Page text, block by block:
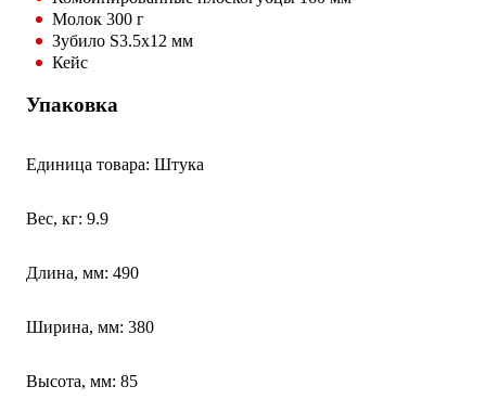
Молок 300 г
Зубило S3.5х12 мм
Кейс
Упаковка
Единица товара: Штука
Вес, кг: 9.9
Длина, мм: 490
Ширина, мм: 380
Высота, мм: 85